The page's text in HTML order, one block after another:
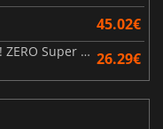
45.02€
DRAGON BALL Sparking! ZERO Super Limit Breaking NEO 26.29€